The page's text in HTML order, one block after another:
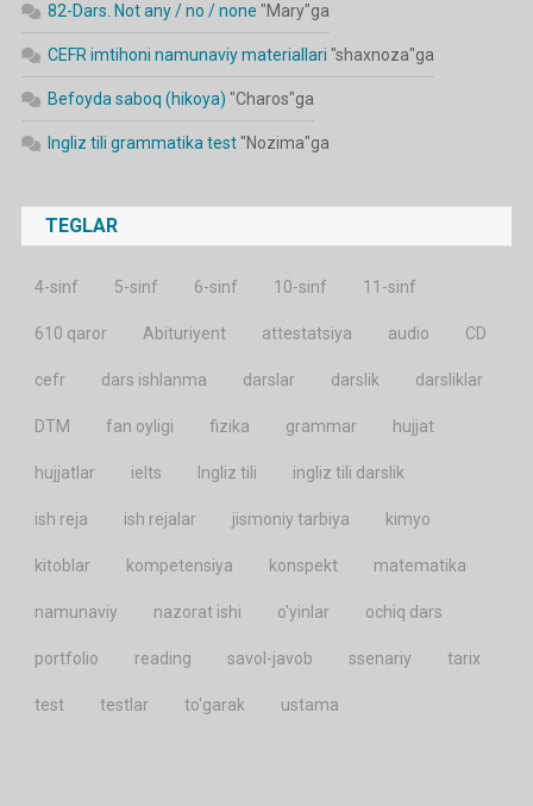
82-Dars. Not any / no / none "Mary"ga
CEFR imtihoni namunaviy materiallari "shaxnoza"ga
Befoyda saboq (hikoya) "Charos"ga
Ingliz tili grammatika test"Nozima"ga
TEGLAR
4-sinf 5-sinf 6-sinf 10-sinf 11-sinf
610 qaror Abituriyent attestatsiya audio CD
cefr dars ishlanma darslar darslik darsliklar
DTM fan oyligi fizika grammar hujjat
hujjatlar ielts Ingliz tili ingliz tili darslik
ish reja ish rejalar jismoniy tarbiya kimyo
kitoblar kompetensiya konspekt matematika
namunaviy nazorat ishi o'yinlar ochiq dars
portfolio reading savol-javob ssenariy tarix
test testlar to'garak ustama